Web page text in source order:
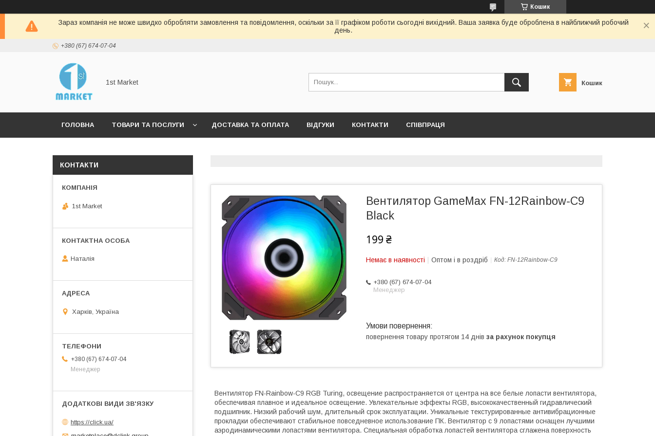
Кошик
Зараз компанія не може швидко обробляти замовлення та повідомлення, оскільки за її графіком роботи сьогодні вихідний. Ваша заявка буде оброблена в найближчий робочий
день.
+380 (67) 674-07-04
1st Market Кошик
ГОЛОВНА ТОВАРИ ТА ПОСЛУГИ ДОСТАВКА ТА ОПЛАТА ВІДГУКИ КОНТАКТИ СПІВПРАЦЯ
Вентилятор GameMax FN-12Rainbow-C9
Black
199 ₴
Немає в наявності Оптом і в роздріб Код: FN-12Rainbow-C9
+380 (67) 674-07-04
Менеджер
повернення товару протягом 14 днів за рахунок покупця
Вентилятор FN-Rainbow-C9 RGB Turing, освещение распространяется от центра на все белые лопасти вентилятора,
обеспечивая плавное и идеальное освещение. Увлекательные эффекты RGB, высококачественный гидравлический
подшипник. Низкий рабочий шум, длительный срок эксплуатации. Уникальные текстурированные антивибрационные
прокладки обеспечивают стабильное повседневное использование ПК. Вентилятор с 9 лопастями оснащен лучшими
аэродинамическими лопастями вентилятора. Специальная обработка лопастей вентилятора сглажена поверхность
КОНТАКТИ
1st Market
Наталія
Харків, Україна
+380 (67) 674-07-04
Менеджер
https://click.ua/